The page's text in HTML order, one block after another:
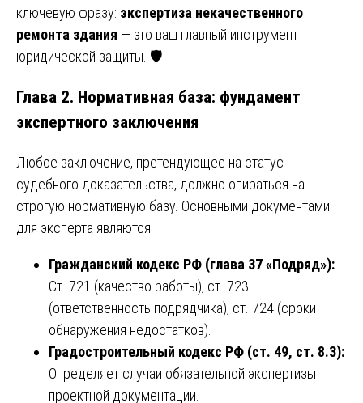
ключевую фразу: экспертиза некачественного
ремонта здания — это ваш главный инструмент
юридической защиты. 🛡️
Глава 2. Нормативная база: фундамент
экспертного заключения
Любое заключение, претендующее на статус
судебного доказательства, должно опираться на
строгую нормативную базу. Основными документами
для эксперта являются:
Гражданский кодекс РФ (глава 37 «Подряд»):
Ст. 721 (качество работы), ст. 723
(ответственность подрядчика), ст. 724 (сроки
обнаружения недостатков).
Градостроительный кодекс РФ (ст. 49, ст. 8.3):
Определяет случаи обязательной экспертизы
проектной документации.